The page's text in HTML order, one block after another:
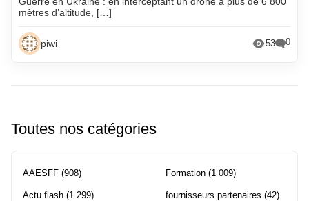
mètres d’altitude, […]
piwi 53 0
Toutes nos catégories
AAESFF (908)
Actu flash (1 299)
Formation (1 009)
fournisseurs partenaires (42)